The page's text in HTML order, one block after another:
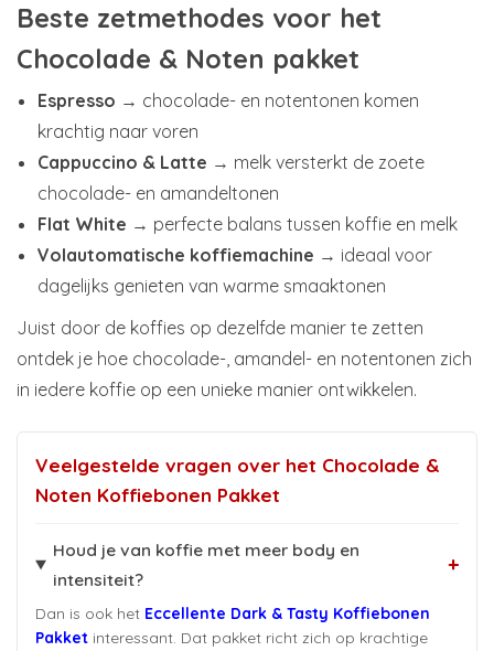
Beste zetmethodes voor het
Chocolade & Noten pakket
Espresso → chocolade- en notentonen komen
krachtig naar voren
Cappuccino & Latte → melk versterkt de zoete
chocolade- en amandeltonen
Flat White → perfecte balans tussen koffie en melk
Volautomatische koffiemachine → ideaal voor
dagelijks genieten van warme smaaktonen
Juist door de koffies op dezelfde manier te zetten
ontdek je hoe chocolade-, amandel- en notentonen zich
in iedere koffie op een unieke manier ontwikkelen.
Veelgestelde vragen over het Chocolade &
Noten Koffiebonen Pakket
Houd je van koffie met meer body en
intensiteit?
+
Dan is ook het Eccellente Dark & Tasty Koffiebonen
Pakket interessant. Dat pakket richt zich op krachtige